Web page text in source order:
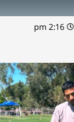
2:16 pm